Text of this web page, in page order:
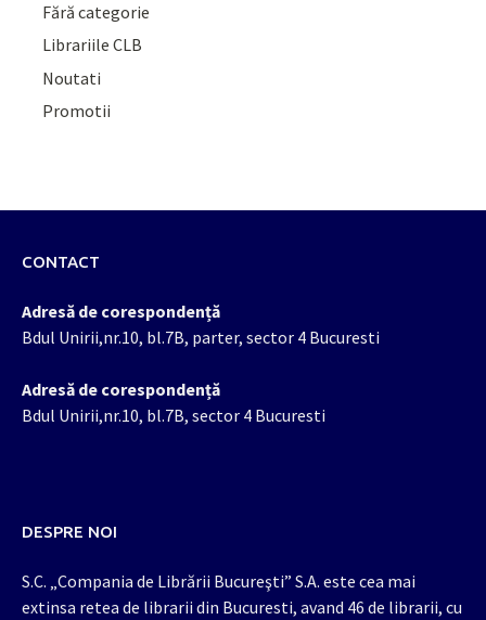
Fără categorie
Librariile CLB
Noutati
Promotii
CONTACT
Adresă de corespondență
Bdul Unirii,nr.10, bl.7B, parter, sector 4 Bucuresti
Adresă de corespondență
Bdul Unirii,nr.10, bl.7B, sector 4 Bucuresti
DESPRE NOI
S.C. „Compania de Librării Bucureşti” S.A. este cea mai
extinsa retea de librarii din Bucuresti, avand 46 de librarii, cu